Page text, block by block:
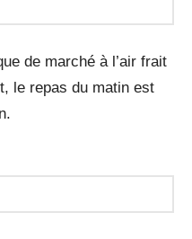
de marché à l’air frait
le repas du matin est